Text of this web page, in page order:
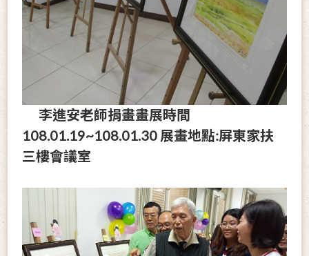
李進安老師捐畫畫展時間
108.01.19~108.01.30 展畫地點:屏東家扶
三樓會議室